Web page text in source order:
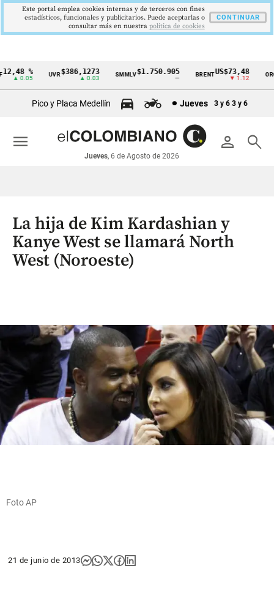
Cintillo
económicos
Colombia
%
▲ 0.05
UVR$386,1273
▲ 0.03
SMMLV$1.750.905 BRENTUS$73,48
▼ 1.12
ORO
Pico y Placa Medellín Jueves 3 y 6 3 y 6
person search
Jueves, 6 de Agosto de 2026
menu
La hija de Kim Kardashian y
Kanye West se llamará North
West (Noroeste)
Foto AP
21 de junio de 2013
Este portal emplea cookies internas y de terceros con fines
estadísticos, funcionales y publicitarios. Puede aceptarlas o
consultar más en nuestra politica de cookies
CONTINUAR